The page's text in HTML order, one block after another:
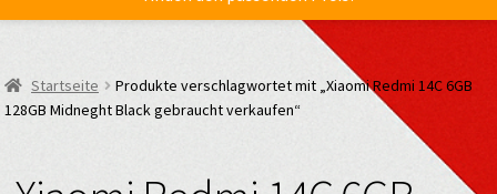
Gebrauchte Elektronik verkaufen
Wie’s geht ?
Startseite
Produkte verschlagwortet mit „Xiaomi Redmi 14C 6GB
128GB Midneght Black gebraucht verkaufen“